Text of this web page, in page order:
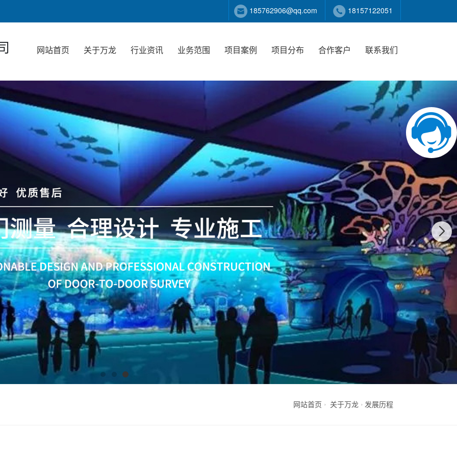
185762906@qq.com 18157122051
网站首页 关于万龙 行业资讯 业务范围 项目案例 项目分布 合作客户 联系我们
网站首页 关于万龙 发展历程